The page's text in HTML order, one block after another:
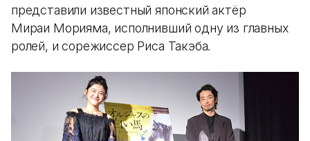
представили известный японский актёр
Мираи Морияма, исполнивший одну из главных
ролей, и сорежиссер Риса Такэба.